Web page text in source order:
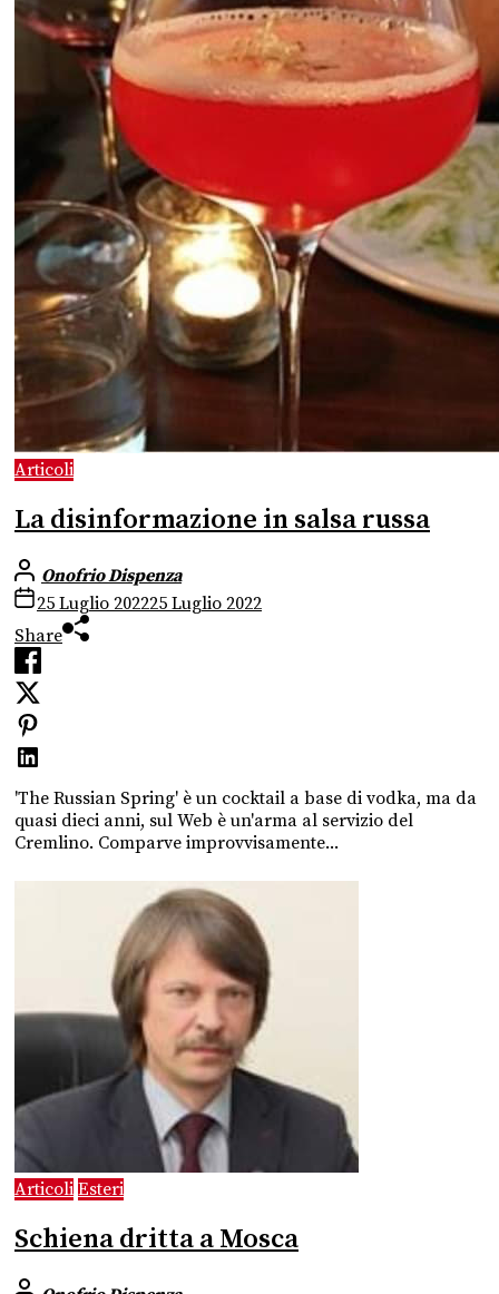
Articoli
La disinformazione in salsa russa
Onofrio Dispenza
25 Luglio 202225 Luglio 2022
Share
'The Russian Spring' è un cocktail a base di vodka, ma da
quasi dieci anni, sul Web è un'arma al servizio del
Cremlino. Comparve improvvisamente...
Articoli Esteri
Schiena dritta a Mosca